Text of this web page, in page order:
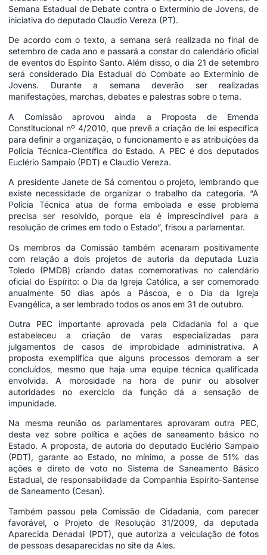
Semana Estadual de Debate contra o Extermínio de Jovens, de
iniciativa do deputado Claudio Vereza (PT).
De acordo com o texto, a semana será realizada no final de
setembro de cada ano e passará a constar do calendário oficial
de eventos do Espírito Santo. Além disso, o dia 21 de setembro
será considerado Dia Estadual do Combate ao Extermínio de
Jovens. Durante a semana deverão ser realizadas
manifestações, marchas, debates e palestras sobre o tema.
A Comissão aprovou ainda a Proposta de Emenda
Constitucional nº 4/2010, que prevê a criação de lei específica
para definir a organização, o funcionamento e as atribuições da
Polícia Técnica-Científica do Estado. A PEC é dos deputados
Euclério Sampaio (PDT) e Claudio Vereza.
A presidente Janete de Sá comentou o projeto, lembrando que
existe necessidade de organizar o trabalho da categoria. “A
Polícia Técnica atua de forma embolada e esse problema
precisa ser resolvido, porque ela é imprescindível para a
resolução de crimes em todo o Estado”, frisou a parlamentar.
Os membros da Comissão também acenaram positivamente
com relação a dois projetos de autoria da deputada Luzia
Toledo (PMDB) criando datas comemorativas no calendário
oficial do Espírito: o Dia da Igreja Católica, a ser comemorado
anualmente 50 dias após a Páscoa, e o Dia da Igreja
Evangélica, a ser lembrado todos os anos em 31 de outubro.
Outra PEC importante aprovada pela Cidadania foi a que
estabeleceu a criação de varas especializadas para
julgamentos de casos de improbidade administrativa. A
proposta exemplifica que alguns processos demoram a ser
concluídos, mesmo que haja uma equipe técnica qualificada
envolvida. A morosidade na hora de punir ou absolver
autoridades no exercício da função dá a sensação de
impunidade.
Na mesma reunião os parlamentares aprovaram outra PEC,
desta vez sobre política e ações de saneamento básico no
Estado. A proposta, de autoria do deputado Euclério Sampaio
(PDT), garante ao Estado, no mínimo, a posse de 51% das
ações e direto de voto no Sistema de Saneamento Básico
Estadual, de responsabilidade da Companhia Espírito-Santense
de Saneamento (Cesan).
Também passou pela Comissão de Cidadania, com parecer
favorável, o Projeto de Resolução 31/2009, da deputada
Aparecida Denadai (PDT), que autoriza a veiculação de fotos
de pessoas desaparecidas no site da Ales.